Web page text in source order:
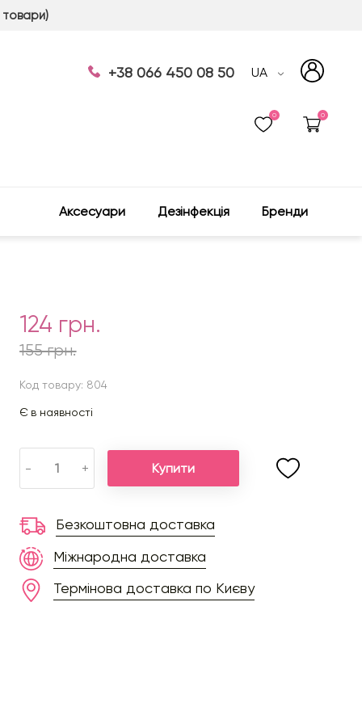
товари)
+38 066 450 08 50 UA
0 0
Аксесуари Дезінфекція Бренди
124 грн.
155 грн.
Код товару: 804
Є в наявності
- + Купити
Безкоштовна доставка
Міжнародна доставка
Термінова доставка по Києву